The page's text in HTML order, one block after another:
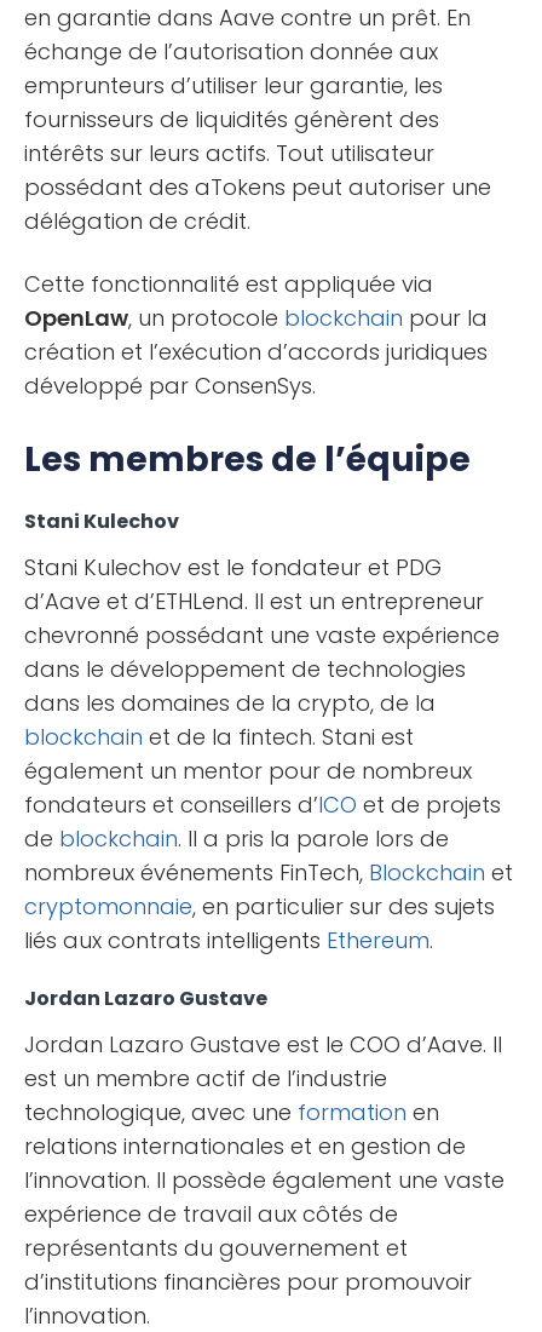
en garantie dans Aave contre un prêt. En
échange de l’autorisation donnée aux
emprunteurs d’utiliser leur garantie, les
fournisseurs de liquidités génèrent des
intérêts sur leurs actifs. Tout utilisateur
possédant des aTokens peut autoriser une
délégation de crédit.
Cette fonctionnalité est appliquée via
OpenLaw, un protocole blockchain pour la
création et l’exécution d’accords juridiques
développé par ConsenSys.
Les membres de l’équipe
Stani Kulechov
Stani Kulechov est le fondateur et PDG
d’Aave et d’ETHLend. Il est un entrepreneur
chevronné possédant une vaste expérience
dans le développement de technologies
dans les domaines de la crypto, de la
blockchain et de la fintech. Stani est
également un mentor pour de nombreux
fondateurs et conseillers d’ICO et de projets
de blockchain. Il a pris la parole lors de
nombreux événements FinTech, Blockchain et
cryptomonnaie, en particulier sur des sujets
liés aux contrats intelligents Ethereum.
Jordan Lazaro Gustave
Jordan Lazaro Gustave est le COO d’Aave. Il
est un membre actif de l’industrie
technologique, avec une formation en
relations internationales et en gestion de
l’innovation. Il possède également une vaste
expérience de travail aux côtés de
représentants du gouvernement et
d’institutions financières pour promouvoir
l’innovation.